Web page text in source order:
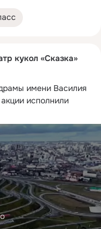
кукол «Сказка»
имени Василия
исполнили